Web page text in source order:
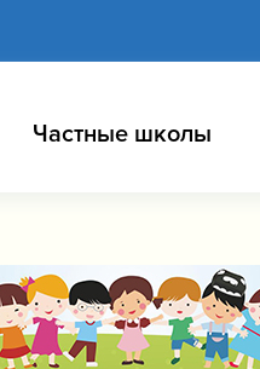
Частные школы